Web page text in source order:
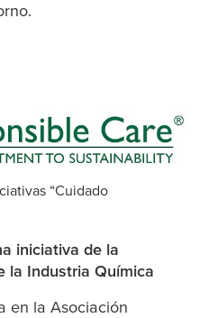
“Cuidado
iniciativa de la
la Industria Química
en la Asociación